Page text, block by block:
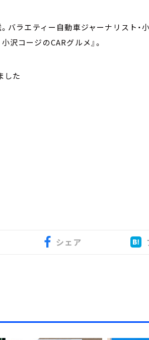
バラエティー自動車ジャーナリスト・
コージのCARグルメ』。
した
シェア